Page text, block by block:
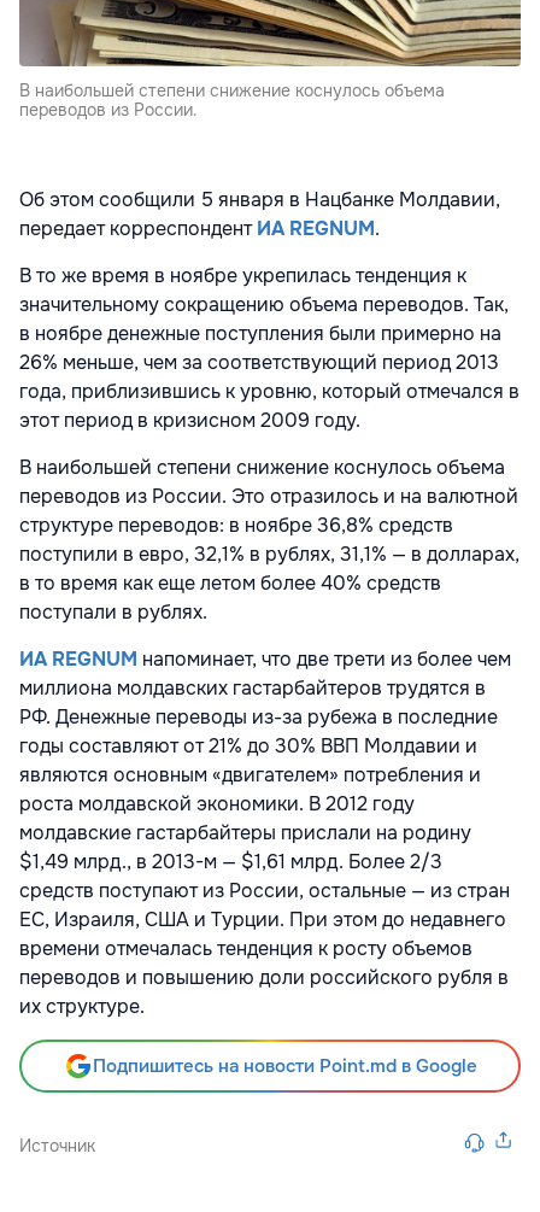
В наибольшей степени снижение коснулось объема
переводов из России.
Об этом сообщили 5 января в Нацбанке Молдавии,
передает корреспондентИА REGNUM.
В то же время в ноябре укрепилась тенденция к
значительному сокращению объема переводов. Так,
в ноябре денежные поступления были примерно на
26% меньше, чем за соответствующий период 2013
года, приблизившись к уровню, который отмечался в
этот период в кризисном 2009 году.
В наибольшей степени снижение коснулось объема
переводов из России. Это отразилось и на валютной
структуре переводов: в ноябре 36,8% средств
поступили в евро, 32,1% в рублях, 31,1% — в долларах,
в то время как еще летом более 40% средств
поступали в рублях.
ИА REGNUM напоминает, что две трети из более чем
миллиона молдавских гастарбайтеров трудятся в
РФ. Денежные переводы из-за рубежа в последние
годы составляют от 21% до 30% ВВП Молдавии и
являются основным «двигателем» потребления и
роста молдавской экономики. В 2012 году
молдавские гастарбайтеры прислали на родину
$1,49 млрд., в 2013-м — $1,61 млрд. Более 2/3
средств поступают из России, остальные — из стран
ЕС, Израиля, США и Турции. При этом до недавнего
времени отмечалась тенденция к росту объемов
переводов и повышению доли российского рубля в
их структуре.
Подпишитесь на новости Point.md в Google
Источник